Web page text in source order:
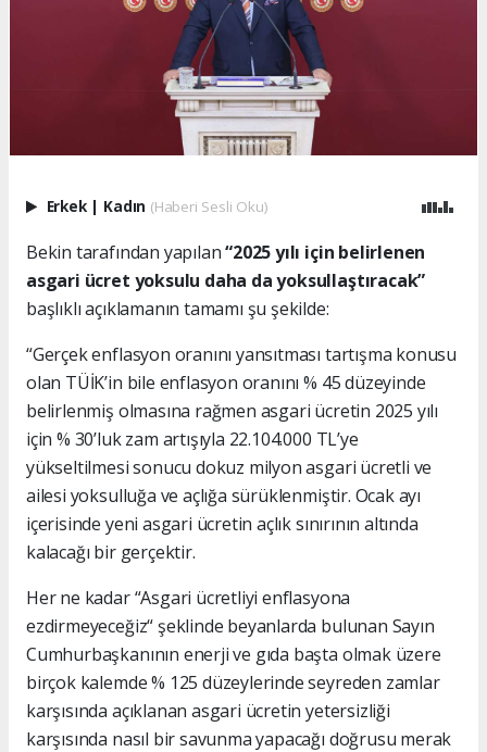
Erkek | Kadın (Haberi Sesli Oku)
Bekin tarafından yapılan“2025 yılı için belirlenen
asgari ücret yoksulu daha da yoksullaştıracak”
başlıklı açıklamanın tamamı şu şekilde:
“Gerçek enflasyon oranını yansıtması tartışma konusu
olan TÜİK’in bile enflasyon oranını % 45 düzeyinde
belirlenmiş olmasına rağmen asgari ücretin 2025 yılı
için % 30’luk zam artışıyla 22.104.000 TL’ye
yükseltilmesi sonucu dokuz milyon asgari ücretli ve
ailesi yoksulluğa ve açlığa sürüklenmiştir. Ocak ayı
içerisinde yeni asgari ücretin açlık sınırının altında
kalacağı bir gerçektir.
Her ne kadar “Asgari ücretliyi enflasyona
ezdirmeyeceğiz“ şeklinde beyanlarda bulunan Sayın
Cumhurbaşkanının enerji ve gıda başta olmak üzere
birçok kalemde % 125 düzeylerinde seyreden zamlar
karşısında açıklanan asgari ücretin yetersizliği
karşısında nasıl bir savunma yapacağı doğrusu merak